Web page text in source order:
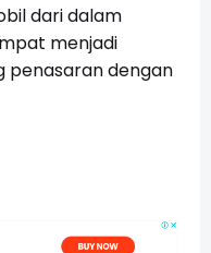
dari dalam
menjadi
penasaran dengan